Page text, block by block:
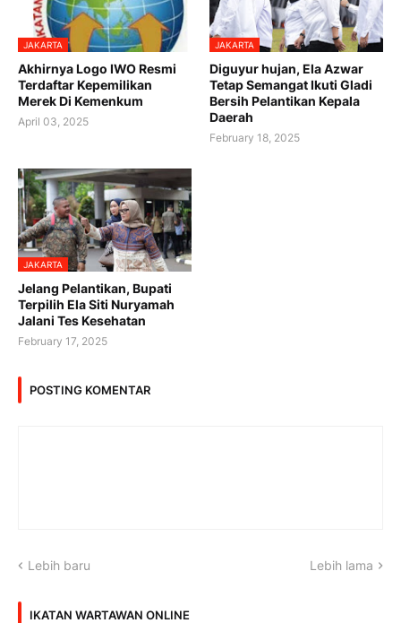
JAKARTA
Akhirnya Logo IWO Resmi
Terdaftar Kepemilikan
Merek Di Kemenkum
April 03, 2025
JAKARTA
Diguyur hujan, Ela Azwar
Tetap Semangat Ikuti Gladi
Bersih Pelantikan Kepala
Daerah
February 18, 2025
JAKARTA
Jelang Pelantikan, Bupati
Terpilih Ela Siti Nuryamah
Jalani Tes Kesehatan
February 17, 2025
POSTING KOMENTAR
Lebih baru Lebih lama
IKATAN WARTAWAN ONLINE